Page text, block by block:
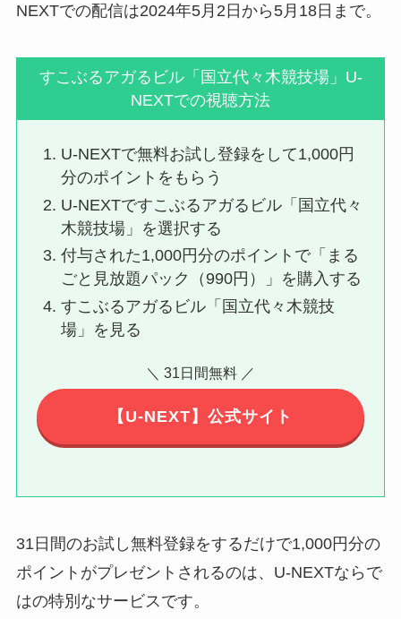
NEXTでの配信は2024年5月2日から5月18日まで。
すこぶるアガるビル「国立代々木競技場」U-
NEXTでの視聴方法
U-NEXTで無料お試し登録をして1,000円
分のポイントをもらう
U-NEXTですこぶるアガるビル「国立代々
木競技場」を選択する
付与された1,000円分のポイントで「まる
ごと見放題パック（990円）」を購入する
すこぶるアガるビル「国立代々木競技
場」を見る
＼ 31日間無料 ／
【U-NEXT】公式サイト
31日間のお試し無料登録をするだけで1,000円分の
ポイントがプレゼントされるのは、U-NEXTならで
はの特別なサービスです。